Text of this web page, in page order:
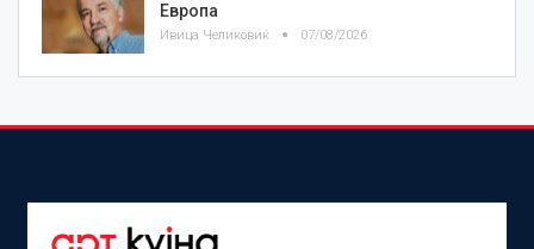
Европа
Ивица Челиковиќ 07/08/2026